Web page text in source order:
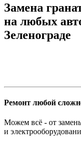
Замена
на любых
Зеленограде
Ремонт любой
Можем всё - от
и